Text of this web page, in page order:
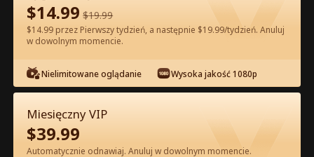
60
$14.99 $19.99
$14.99 przez Pierwszy tydzień, a następnie $19.99/tydzień. Anuluj
w dowolnym momencie.
Nielimitowane oglądanie Wysoka jakość 1080p
Miesięczny VIP
$39.99
Automatycznie odnawiaj. Anuluj w dowolnym momencie.